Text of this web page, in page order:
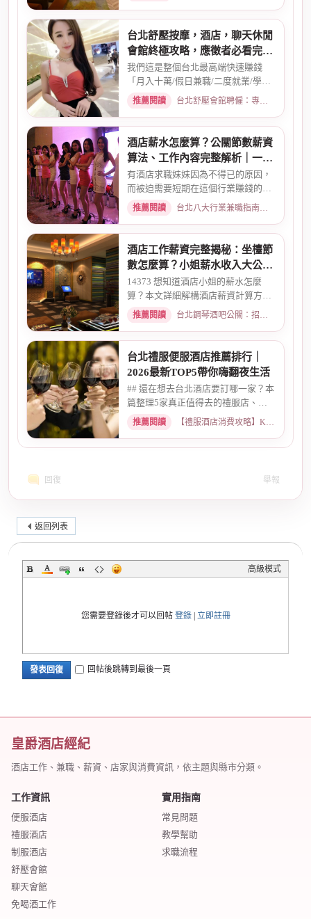
台北舒壓按摩，酒店，聊天休閒
會館終極攻略，應徵者必看完整
指南
我們這是整個台北最高端快速賺錢
「月入十萬/假日兼職/二度就業/學生
兼職/八大廣告/林森北路KTV酒...
推薦閱讀 台北舒壓會館聘僱：專業按摩師職缺與職涯規劃 · 2026-01-07
酒店薪水怎麼算？公關節數薪資
算法、工作內容完整解析｜一次
搞懂收入結構
有酒店求職妹妹因為不得已的原因，
而被迫需要短期在這個行業賺錢的時
候而環境又你文章提到的那麼...
推薦閱讀 台北八大行業兼職指南：熱門職缺與求職須知 · 2026-02-13
酒店工作薪資完整揭秘：坐檯節
數怎麼算？小姐薪水收入大公開
｜2026最新
14373 想知道酒店小姐的薪水怎麼
算？本文詳細解構酒店薪資計算方
式，從「坐檯節數」的基本概念、...
推薦閱讀 台北鋼琴酒吧公關：招募條件與工作環境介紹 · 2026-03-09
台北禮服便服酒店推薦排行｜
2026最新TOP5帶你嗨翻夜生活
## 還在想去台北酒店要訂哪一家？本
篇整理5家真正值得去的禮服店、便
服店，從氣氛、小姐素質、消...
推薦閱讀 【禮服酒店消費攻略】KTV喝酒娛樂、價格試算 · 2026-05-08
回復 舉報
返回列表
高級模式
您需要登錄後才可以回帖 登錄| 立即註冊
發表回復 回帖後跳轉到最後一頁
皇爵酒店經紀
酒店工作、兼職、薪資、店家與消費資訊，依主題與縣市分類。
工作資訊
便服酒店
禮服酒店
制服酒店
舒壓會館
聊天會館
免喝酒工作
實用指南
常見問題
教學幫助
求職流程